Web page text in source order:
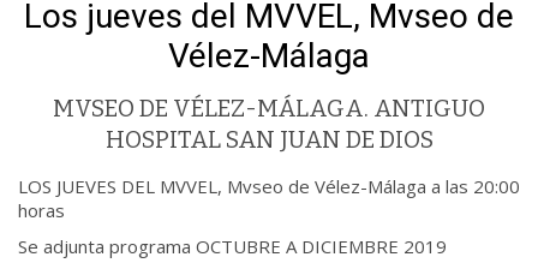
Los jueves del MVVEL, Mvseo de
Vélez-Málaga
MVSEO DE VÉLEZ-MÁLAGA. ANTIGUO
HOSPITAL SAN JUAN DE DIOS
LOS JUEVES DEL MVVEL, Mvseo de Vélez-Málaga a las 20:00
horas
Se adjunta programa OCTUBRE A DICIEMBRE 2019